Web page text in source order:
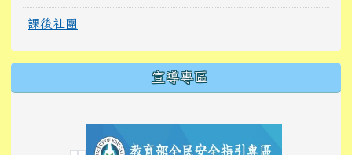
課後社團
宣導專區